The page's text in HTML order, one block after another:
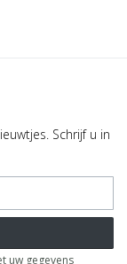
Schrijf u in
uw gegevens